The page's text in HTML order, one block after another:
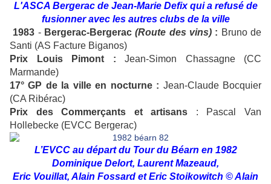
L'ASCA Bergerac de Jean-Marie Defix qui a refusé de
fusionner avec les autres clubs de la ville
1983 - Bergerac-Bergerac(Route des vins) : Bruno de
Santi (AS Facture Biganos)
Prix Louis Pimont : Jean-Simon Chassagne (CC
Marmande)
17° GP de la ville en nocturne : Jean-Claude Bocquier
(CA Ribérac)
Prix des Commerçants et artisans : Pascal Van
Hollebecke (EVCC Bergerac)
L’EVCC au départ du Tour du Béarn en 1982
Dominique Delort, Laurent Mazeaud,
Eric Vouillat, Alain Fossard et Eric Stoikowitch © Alain